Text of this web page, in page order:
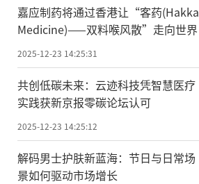
嘉应制药将通过香港让“客药(Hakka
Medicine)——双料喉风散”走向世界
2025-12-23 14:25:31
共创低碳未来：云迹科技凭智慧医疗
实践获新京报零碳论坛认可
2025-12-23 14:25:12
解码男士护肤新蓝海：节日与日常场
景如何驱动市场增长